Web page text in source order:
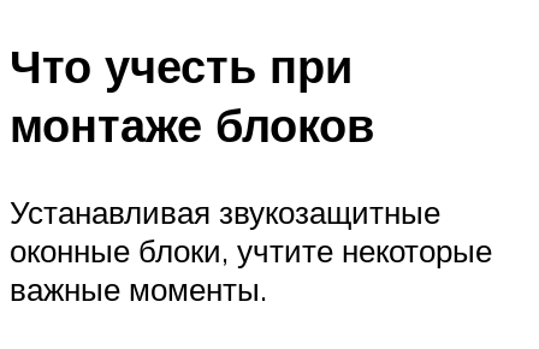
Что учесть при
монтаже блоков
Устанавливая звукозащитные
оконные блоки, учтите некоторые
важные моменты.